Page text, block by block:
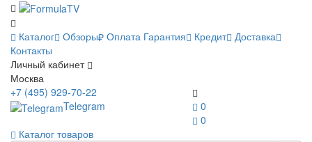
Каталог Обзоры Оплата Гарантия Кредит Доставка
Контакты
Личный кабинет
Москва
0
0
+7 (495) 929-70-22
Telegram
Каталог товаров